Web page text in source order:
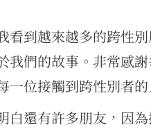
看到越來越多的跨性
我們的故事。非常感
一位接觸到跨性別者
白還有許多朋友，因